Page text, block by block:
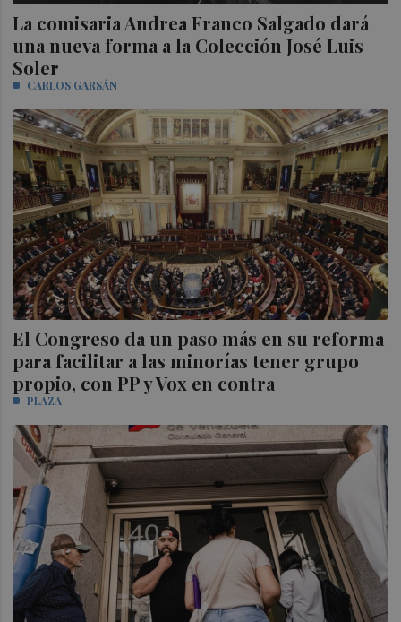
La comisaria Andrea Franco Salgado dará
una nueva forma a la Colección José Luis
Soler
CARLOS GARSÁN
El Congreso da un paso más en su reforma
para facilitar a las minorías tener grupo
propio, con PP y Vox en contra
PLAZA